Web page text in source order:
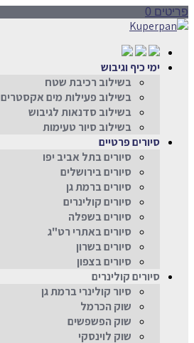
פריטים 0
ימי כיף וגיבוש
בשילוב רכיבת שטח
בשילוב פעילות מים אקסטרים
בשילוב סדנאות לגיבוש
בשילוב סיור טעימות
סיורים פרטיים
סיורים בתל אביב יפו
סיורים בירושלים
סיורים ברמת גן
סיורים קולינרים
סיורים בשפלה
סיורים באתרי רט"ג
סיורים בשרון
סיורים בצפון
סיורים קולינרים
סיור קולינרי ברמת גן
שוק הכרמל
שוק הפשפשים
שוק לוינסקי